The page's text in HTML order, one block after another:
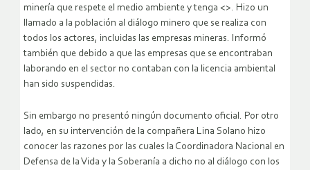
minería que respete el medio ambiente y tenga <>. Hizo un
llamado a la población al diálogo minero que se realiza con
todos los actores, incluidas las empresas mineras. Informó
también que debido a que las empresas que se encontraban
laborando en el sector no contaban con la licencia ambiental
han sido suspendidas.
Sin embargo no presentó ningún documento oficial. Por otro
lado, en su intervención de la compañera Lina Solano hizo
conocer las razones por las cuales la Coordinadora Nacional en
Defensa de la Vida y la Soberanía a dicho no al diálogo con los